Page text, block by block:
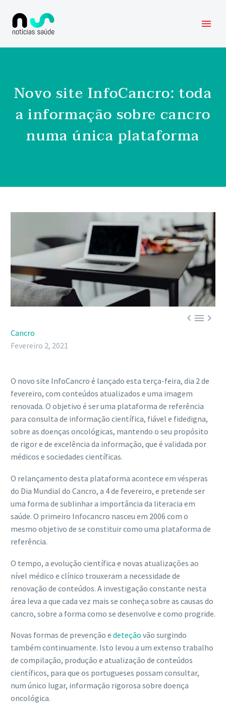
Novo site InfoCancro: toda
a informação sobre cancro
numa única plataforma

Cancro
Fevereiro 2, 2021
O novo site InfoCancro é lançado esta terça-feira, dia 2 de
fevereiro, com conteúdos atualizados e uma imagem
renovada. O objetivo é ser uma plataforma de referência
para consulta de informação científica, fiável e fidedigna,
sobre as doenças oncológicas, mantendo o seu propósito
de rigor e de excelência da informação, que é validada por
médicos e sociedades científicas.
O relançamento desta plataforma acontece em vésperas
do Dia Mundial do Cancro, a 4 de fevereiro, e pretende ser
uma forma de sublinhar a importância da literacia em
saúde. O primeiro Infocancro nasceu em 2006 com o
mesmo objetivo de se constituir como uma plataforma de
referência.
O tempo, a evolução científica e novas atualizações ao
nível médico e clínico trouxeram a necessidade de
renovação de conteúdos. A investigação constante nesta
área leva a que cada vez mais se conheça sobre as causas do
cancro, sobre a forma como se desenvolve e como progride.
Novas formas de prevenção e deteção vão surgindo
também continuamente. Isto levou a um extenso trabalho
de compilação, produção e atualização de conteúdos
científicos, para que os portugueses possam consultar,
num único lugar, informação rigorosa sobre doença
oncológica.